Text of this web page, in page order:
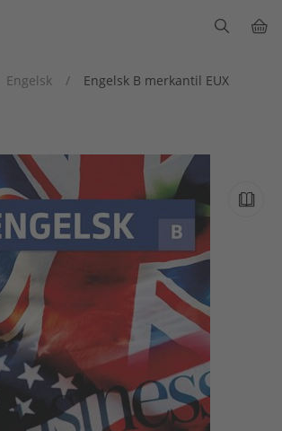
Engelsk / Engelsk B merkantil EUX